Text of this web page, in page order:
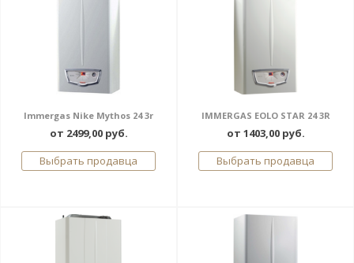
Immergas Nike Mythos 24 3r
от 2499,00 руб.
Выбрать продавца
IMMERGAS EOLO STAR 24 3R
от 1403,00 руб.
Выбрать продавца